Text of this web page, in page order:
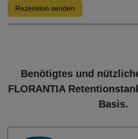
Rezension senden
Benötigtes und
FLORANTIA
Basis.